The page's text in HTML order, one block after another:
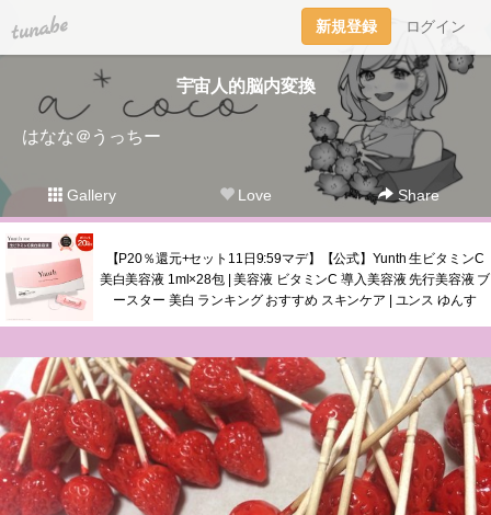
tuna.be 新規登録 ログイン
宇宙人的脳内変換
はなな＠うっちー
Gallery Love Share
【P20％還元+セット11日9:59マデ】【公式】Yunth 生ビタミンC
美白美容液 1ml×28包 | 美容液 ビタミンC 導入美容液 先行美容液 ブ
ースター 美白 ランキング おすすめ スキンケア | ユンス ゆんす